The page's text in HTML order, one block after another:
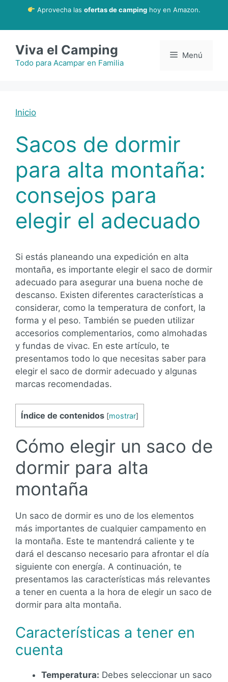
contenido
Aprovecha las ofertas de campinghoy en Amazon.
Viva el Camping
Todo para Acampar en Familia
Menú
Inicio
Sacos de dormir
para alta montaña:
consejos para
elegir el adecuado
Si estás planeando una expedición en alta
montaña, es importante elegir el saco de dormir
adecuado para asegurar una buena noche de
descanso. Existen diferentes características a
considerar, como la temperatura de confort, la
forma y el peso. También se pueden utilizar
accesorios complementarios, como almohadas
y fundas de vivac. En este artículo, te
presentamos todo lo que necesitas saber para
elegir el saco de dormir adecuado y algunas
marcas recomendadas.
Índice de contenidos [mostrar]
Cómo elegir un saco de
dormir para alta
montaña
Un saco de dormir es uno de los elementos
más importantes de cualquier campamento en
la montaña. Este te mantendrá caliente y te
dará el descanso necesario para afrontar el día
siguiente con energía. A continuación, te
presentamos las características más relevantes
a tener en cuenta a la hora de elegir un saco de
dormir para alta montaña.
Características a tener en
cuenta
Temperatura: Debes seleccionar un saco